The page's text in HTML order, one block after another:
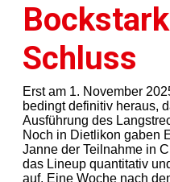
Schluss
Erst am 1. November
bedingt definitiv heraus,
Ausführung des
Noch in Dietlikon gaben
Janne der Teilnahme in
das Lineup quantitativ
auf. Eine Woche nach